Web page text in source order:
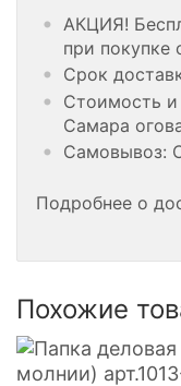
АКЦИЯ!
при покупке
Срок
Стоимость и
Самара
Самовывоз:
Подробнее о
Похожие